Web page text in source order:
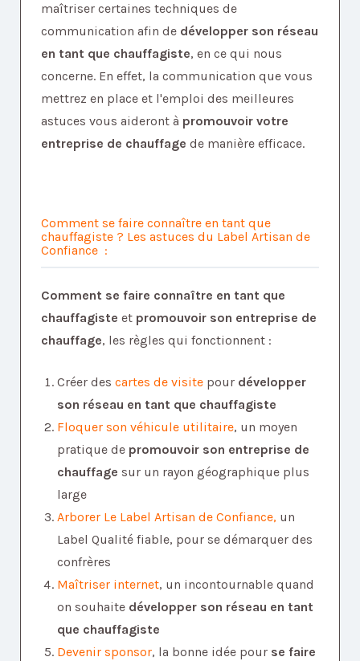
maîtriser certaines techniques de
communication afin de développer son réseau
en tant que chauffagiste, en ce qui nous
concerne. En effet, la communication que vous
mettrez en place et l'emploi des meilleures
astuces vous aideront à promouvoir votre
entreprise de chauffage de manière efficace.
Comment se faire connaître en tant que
chauffagiste ? Les astuces du Label Artisan de
Confiance :
Comment se faire connaître en tant que
chauffagiste et promouvoir son entreprise de
chauffage, les règles qui fonctionnent :
Créer des cartes de visite pour développer
son réseau en tant que chauffagiste
Floquer son véhicule utilitaire, un moyen
pratique de promouvoir son entreprise de
chauffage sur un rayon géographique plus
large
Arborer Le Label Artisan de Confiance, un
Label Qualité fiable, pour se démarquer des
confrères
Maîtriser internet, un incontournable quand
on souhaite développer son réseau en tant
que chauffagiste
Devenir sponsor, la bonne idée pour se faire